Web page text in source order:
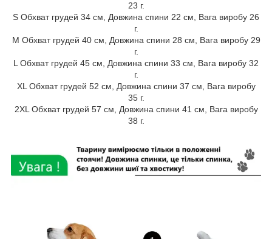
23 г.
S Обхват грудей 34 см, Довжина спини 22 см, Вага виробу 26
г.
M Обхват грудей 40 см, Довжина спини 28 см, Вага виробу 29
г.
L Обхват грудей 45 см, Довжина спини 33 см, Вага виробу 32
г.
XL Обхват грудей 52 см, Довжина спини 37 см, Вага виробу
35 г.
2XL Обхват грудей 57 см, Довжина спини 41 см, Вага виробу
38 г.